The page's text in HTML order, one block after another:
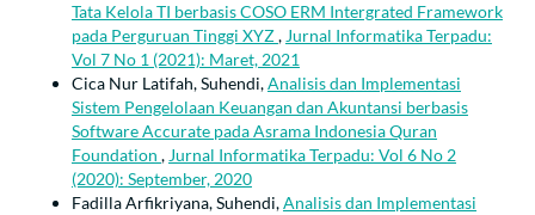
Tata Kelola TI berbasis COSO ERM Intergrated Framework
pada Perguruan Tinggi XYZ, Jurnal Informatika Terpadu:
Vol 7 No 1 (2021): Maret, 2021
Cica Nur Latifah, Suhendi,Analisis dan Implementasi
Sistem Pengelolaan Keuangan dan Akuntansi berbasis
Software Accurate pada Asrama Indonesia Quran
Foundation , Jurnal Informatika Terpadu: Vol 6 No 2
(2020): September, 2020
Fadilla Arfikriyana, Suhendi,Analisis dan Implementasi